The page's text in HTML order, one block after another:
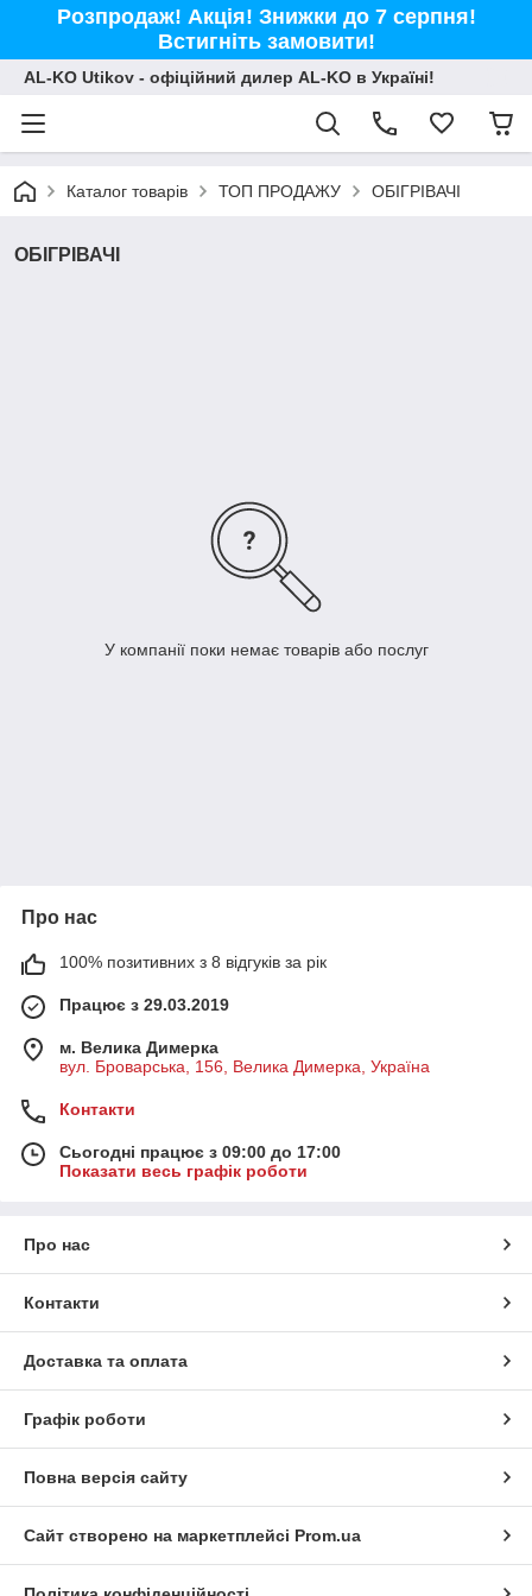
Розпродаж! Акція! Знижки до 7 серпня!
Встигніть замовити!
AL-KO Utikov - офіційний дилер AL-KO в Україні!
Каталог товарів ТОП ПРОДАЖУ ОБІГРІВАЧІ
ОБІГРІВАЧІ
У компанії поки немає товарів або послуг
Про нас
100% позитивних з 8 відгуків за рік
Працює з 29.03.2019
м. Велика Димерка
вул. Броварська, 156, Велика Димерка, Україна
Контакти
Сьогодні працює з 09:00 до 17:00
Показати весь графік роботи
Про нас
Контакти
Доставка та оплата
Графік роботи
Повна версія сайту
Сайт створено на маркетплейсі Prom.ua